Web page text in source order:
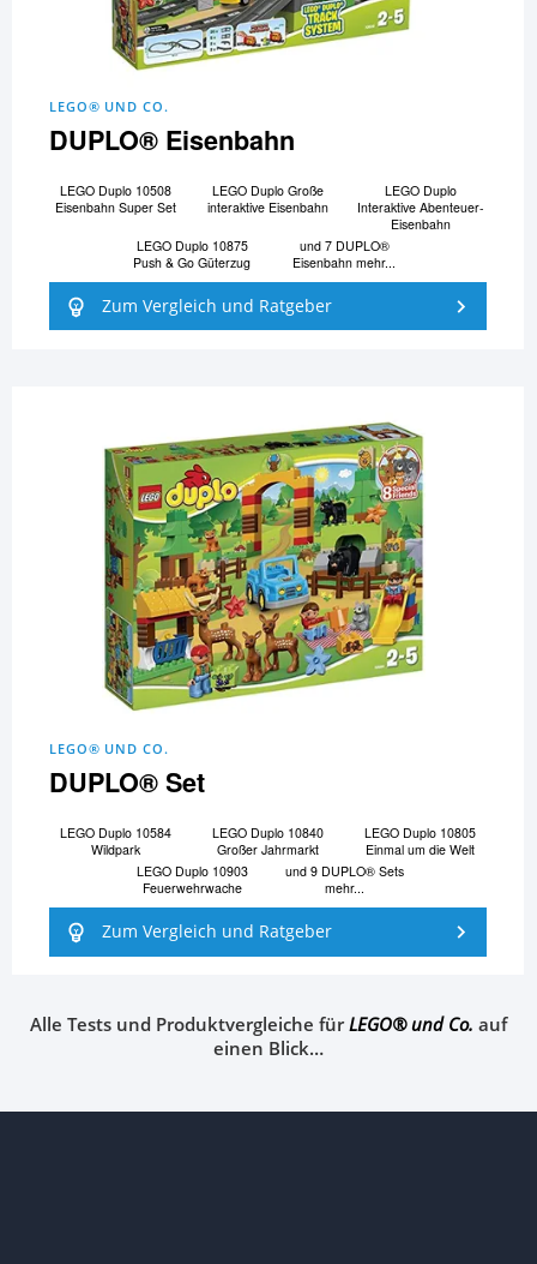
LEGO® UND CO.
DUPLO® Eisenbahn
LEGO Duplo 10508
Eisenbahn Super Set
LEGO Duplo Große
interaktive Eisenbahn
LEGO Duplo
Interaktive Abenteuer-
Eisenbahn
LEGO Duplo 10875
Push & Go Güterzug
und 7 DUPLO®
Eisenbahn mehr...
Zum Vergleich und Ratgeber
LEGO® UND CO.
DUPLO® Set
LEGO Duplo 10584
Wildpark
LEGO Duplo 10840
Großer Jahrmarkt
LEGO Duplo 10805
Einmal um die Welt
LEGO Duplo 10903
Feuerwehrwache
und 9 DUPLO® Sets
mehr...
Zum Vergleich und Ratgeber
Alle Tests und Produktvergleiche fürLEGO® und Co. auf
einen Blick…